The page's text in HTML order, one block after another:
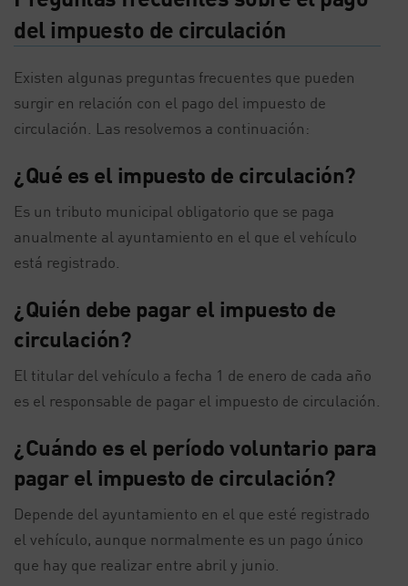
del impuesto de circulación
Existen algunas preguntas frecuentes que pueden
surgir en relación con el pago del impuesto de
circulación. Las resolvemos a continuación:
¿Qué es el impuesto de circulación?
Es un tributo municipal obligatorio que se paga
anualmente al ayuntamiento en el que el vehículo
está registrado.
¿Quién debe pagar el impuesto de
circulación?
El titular del vehículo a fecha 1 de enero de cada año
es el responsable de pagar el impuesto de circulación.
¿Cuándo es el período voluntario para
pagar el impuesto de circulación?
Depende del ayuntamiento en el que esté registrado
el vehículo, aunque normalmente es un pago único
que hay que realizar entre abril y junio.